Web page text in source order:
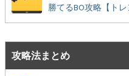
攻略法まとめ